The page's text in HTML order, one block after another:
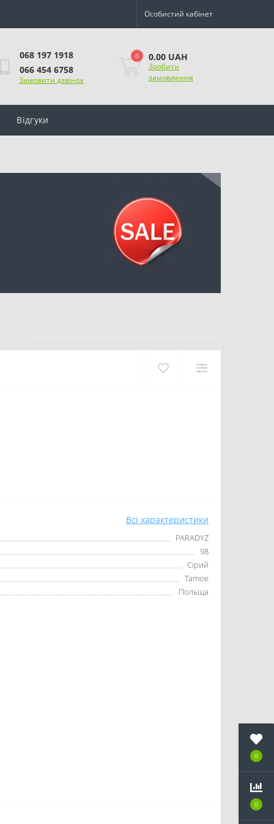
0
0
Особистий кабінет
068 197 1918
066 454 6758
Замовити дзвінок
0 0.00 UAH
Зробити
замовлення
Відгуки
Всі характеристики
PARADYZ
98
Сірий
Tamoe
Польща